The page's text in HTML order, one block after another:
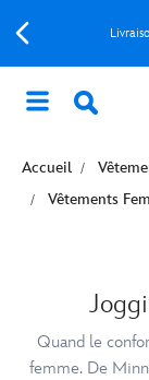
Accueil
Vêtements
Quand le
femme. De Minnie à Vaiana, les plus grandes héroïnes Disney